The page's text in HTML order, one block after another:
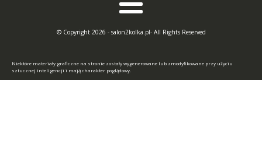
© Copyright 2026 - salon2kolka.pl- All Rights Reserved
Niektóre materiały graficzne na stronie zostały wygenerowane lub zmodyfikowane przy użyciu
sztucznej inteligencji i mają charakter poglądowy.